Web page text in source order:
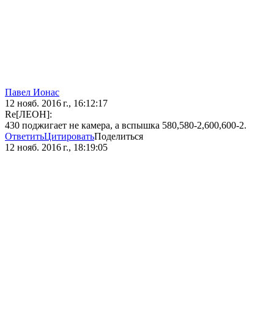
Павел Ионас
12 нояб. 2016 г., 16:12:17
Re[ЛЕОН]:
430 поджигает не камера, а вспышка 580,580-2,600,600-2.
ОтветитьЦитироватьПоделиться
12 нояб. 2016 г., 18:19:05